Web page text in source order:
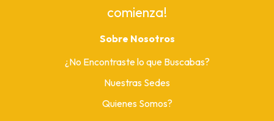
comienza!
Sobre Nosotros
¿No Encontraste lo que Buscabas?
Nuestras Sedes
Quienes Somos?